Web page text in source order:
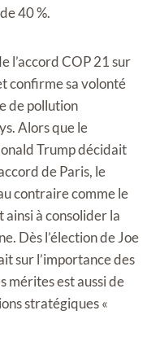
40 %.
l’accord COP 21 sur
confirme sa volonté
de pollution
Alors que le
Trump décidait
de Paris, le
contraire comme le
à consolider la
Dès l’élection de Joe
sur l’importance des
mérites est aussi de
stratégiques «